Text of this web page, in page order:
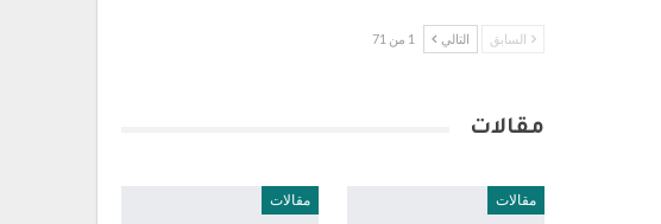
السابق التالي 1 من 71
مقالات
مقالات مقالات